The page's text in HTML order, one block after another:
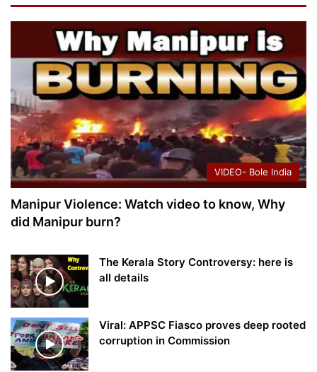
VIDEO- Bole India
Manipur Violence: Watch video to know, Why
did Manipur burn?
The Kerala Story Controversy: here is
all details
Viral: APPSC Fiasco proves deep rooted
corruption in Commission